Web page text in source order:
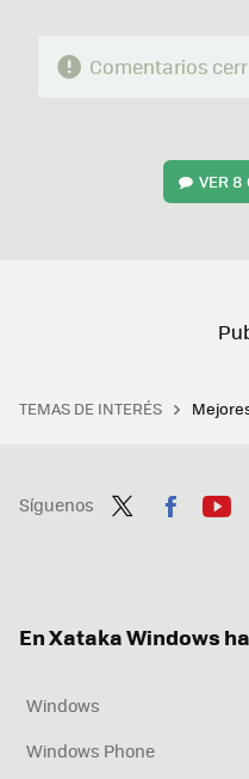
Comentarios
VER8
TEMAS DE INTERÉS
Síguenos
En Xataka Windows
Windows
Windows Phone